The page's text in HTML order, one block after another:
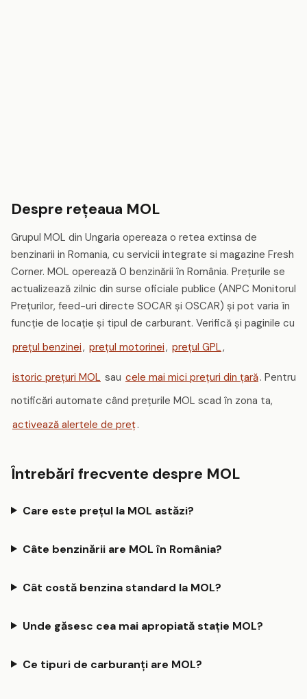
Despre rețeaua MOL
Grupul MOL din Ungaria opereaza o retea extinsa de
benzinarii in Romania, cu servicii integrate si magazine Fresh
Corner. MOL operează 0 benzinării în România. Prețurile se
actualizează zilnic din surse oficiale publice (ANPC Monitorul
Prețurilor, feed-uri directe SOCAR și OSCAR) și pot varia în
funcție de locație și tipul de carburant. Verifică și paginile cu
prețul benzinei, prețul motorinei, prețul GPL,
istoric prețuri MOL sau cele mai mici prețuri din țară. Pentru
notificări automate când prețurile MOL scad în zona ta,
activează alertele de preț.
Întrebări frecvente despre MOL
Care este prețul la MOL astăzi?
Câte benzinării are MOL în România?
Cât costă benzina standard la MOL?
Unde găsesc cea mai apropiată stație MOL?
Ce tipuri de carburanți are MOL?